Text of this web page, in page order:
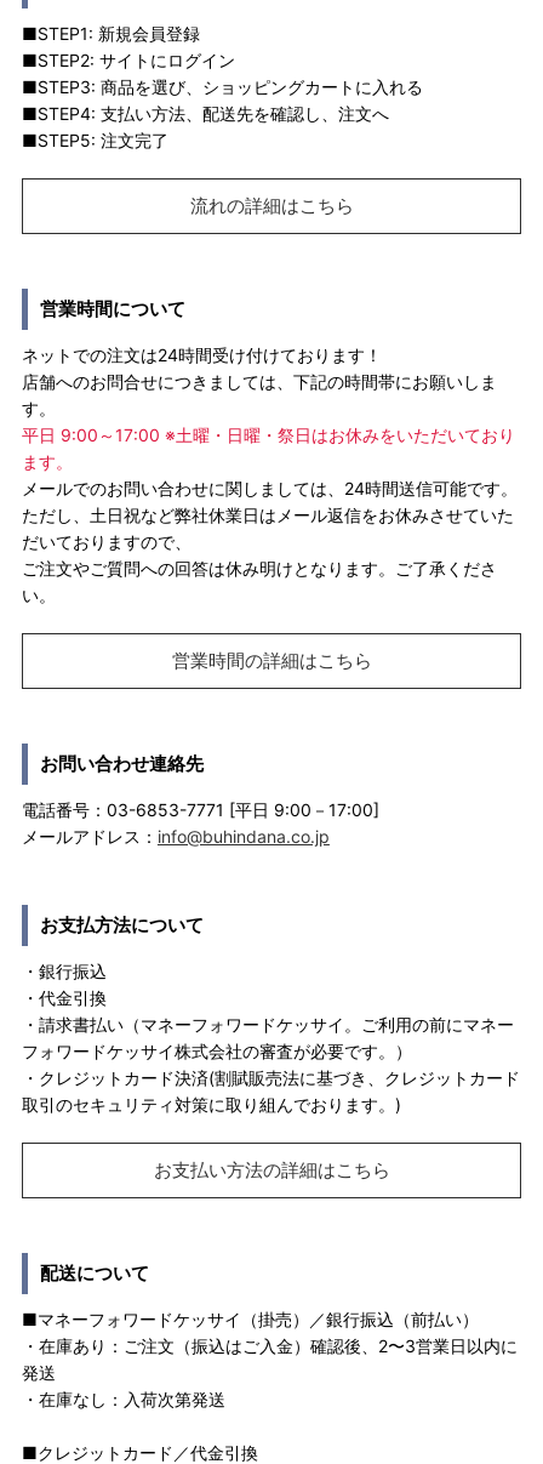
■STEP1: 新規会員登録
■STEP2: サイトにログイン
■STEP3: 商品を選び、ショッピングカートに入れる
■STEP4: 支払い方法、配送先を確認し、注文へ
■STEP5: 注文完了
流れの詳細はこちら
営業時間について
ネットでの注文は24時間受け付けております！
店舗へのお問合せにつきましては、下記の時間帯にお願いしま
す。
平日 9:00～17:00 ※土曜・日曜・祭日はお休みをいただいており
ます。
メールでのお問い合わせに関しましては、24時間送信可能です。
ただし、土日祝など弊社休業日はメール返信をお休みさせていた
だいておりますので、
ご注文やご質問への回答は休み明けとなります。ご了承くださ
い。
営業時間の詳細はこちら
お問い合わせ連絡先
電話番号：03-6853-7771 [平日 9:00－17:00]
メールアドレス： info@buhindana.co.jp
お支払方法について
・銀行振込
・代金引換
・請求書払い（マネーフォワードケッサイ。ご利用の前にマネー
フォワードケッサイ株式会社の審査が必要です。）
・クレジットカード決済(割賦販売法に基づき、クレジットカード
取引のセキュリティ対策に取り組んでおります。)
お支払い方法の詳細はこちら
配送について
■マネーフォワードケッサイ（掛売）／銀行振込（前払い）
・在庫あり：ご注文（振込はご入金）確認後、2〜3営業日以内に
発送
・在庫なし：入荷次第発送
■クレジットカード／代金引換